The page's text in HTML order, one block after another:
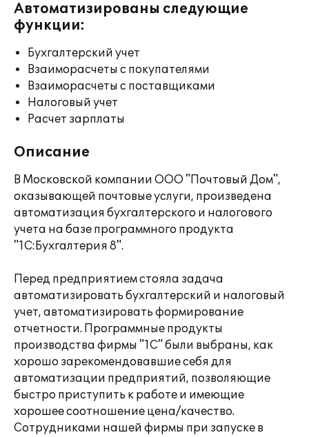
Автоматизированы следующие
функции:
Бухгалтерский учет
Взаиморасчеты с покупателями
Взаиморасчеты с поставщиками
Налоговый учет
Расчет зарплаты
Описание
В Московской компании ООО "Почтовый Дом",
оказывающей почтовые услуги, произведена
автоматизация бухгалтерского и налогового
учета на базе программного продукта
"1C:Бухгалтерия 8".
Перед предприятием стояла задача
автоматизировать бухгалтерский и налоговый
учет, автоматизировать формирование
отчетности. Программные продукты
производства фирмы "1С" были выбраны, как
хорошо зарекомендовавшие себя для
автоматизации предприятий, позволяющие
быстро приступить к работе и имеющие
хорошее соотношение цена/качество.
Сотрудниками нашей фирмы при запуске в